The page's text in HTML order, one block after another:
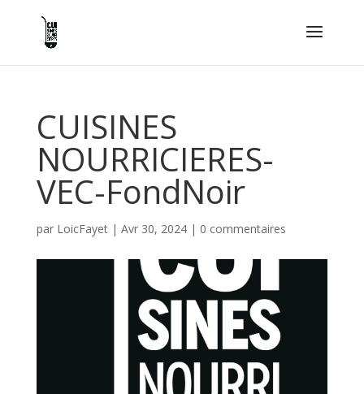
CUISINES
NOURRICIERES-
VEC-FondNoir
par LoicFayet| Avr 30, 2024| 0 commentaires